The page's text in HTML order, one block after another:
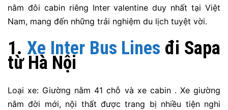
nằm đôi cabin riêng Inter valentine duy nhất tại Việt
Nam, mang đến những trải nghiệm du lịch tuyệt vời.
1. Xe Inter Bus Lines đi Sapa
từ Hà Nội
Loại xe: Giường nằm 41 chỗ và xe cabin . Xe giường
nằm đời mới, nội thất được trang bị nhiều tiện nghi